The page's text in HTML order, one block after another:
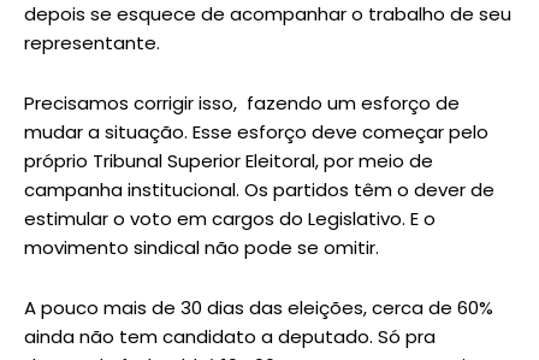
depois se esquece de acompanhar o trabalho de seu
representante.
Precisamos corrigir isso, fazendo um esforço de
mudar a situação. Esse esforço deve começar pelo
próprio Tribunal Superior Eleitoral, por meio de
campanha institucional. Os partidos têm o dever de
estimular o voto em cargos do Legislativo. E o
movimento sindical não pode se omitir.
A pouco mais de 30 dias das eleições, cerca de 60%
ainda não tem candidato a deputado. Só pra